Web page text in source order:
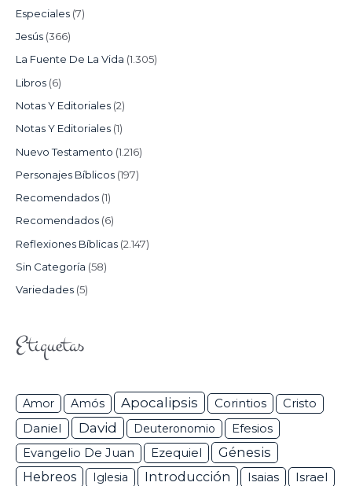
Especiales (7)
Jesús (366)
La Fuente De La Vida (1.305)
Libros (6)
Notas Y Editoriales (2)
Notas Y Editoriales (1)
Nuevo Testamento (1.216)
Personajes Bíblicos (197)
Recomendados (1)
Recomendados (6)
Reflexiones Bíblicas (2.147)
Sin Categoría (58)
Variedades (5)
Etiquetas
Amor Amós Apocalipsis Corintios Cristo
Daniel David Deuteronomio Efesios
Evangelio De Juan Ezequiel
Génesis
Hebreos
Iglesia Introducción Isaias Israel